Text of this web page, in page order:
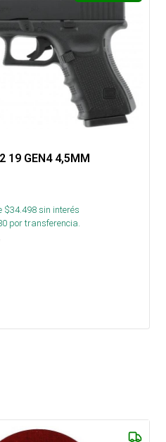
19 GEN4 4,5MM
$34.498sin interés
por transferencia.